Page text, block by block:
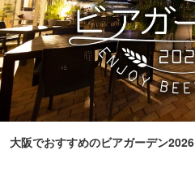
大阪でおすすめのビアガーデン2026